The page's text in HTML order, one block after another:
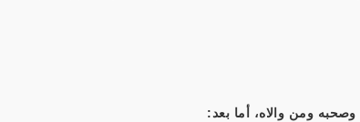
ومن والاه، أما بعد: